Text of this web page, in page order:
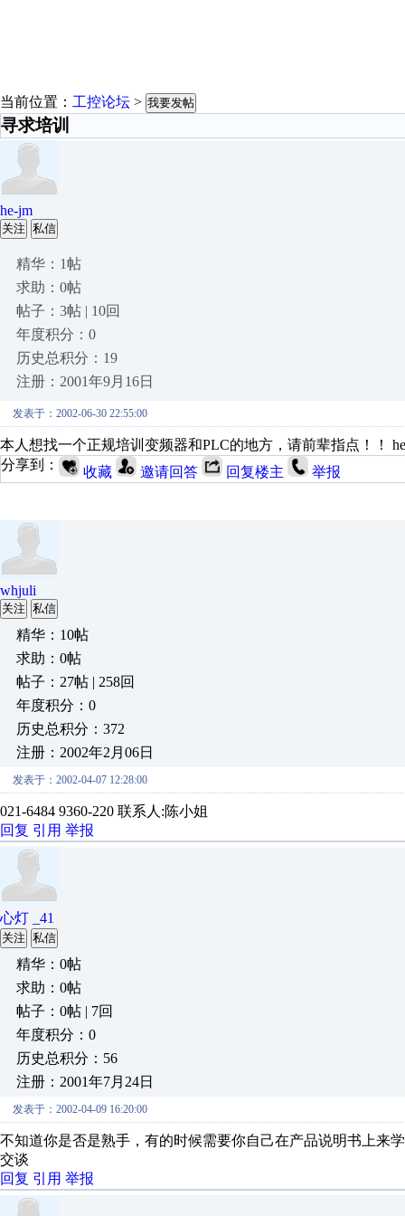
当前位置： 工控论坛 > 我要发帖
寻求培训
he-jm
关注 私信
精华：1帖
求助：0帖
帖子：3帖 | 10回
年度积分：0
历史总积分：19
注册：2001年9月16日
发表于：2002-06-30 22:55:00
本人想找一个正规培训变频器和PLC的地方，请前辈指点！！
分享到：
收藏 邀请回答 回复楼主 举报
whjuli
关注 私信
精华：10帖
求助：0帖
帖子：27帖 | 258回
年度积分：0
历史总积分：372
注册：2002年2月06日
发表于：2002-04-07 12:28:00
021-6484 9360-220 联系人:陈小姐
回复 引用 举报
心灯 _41
关注 私信
精华：0帖
求助：0帖
帖子：0帖 | 7回
年度积分：0
历史总积分：56
注册：2001年7月24日
发表于：2002-04-09 16:20:00
不知道你是否是熟手，有的时候需要你自己在产品说明书上来
交谈
回复 引用 举报